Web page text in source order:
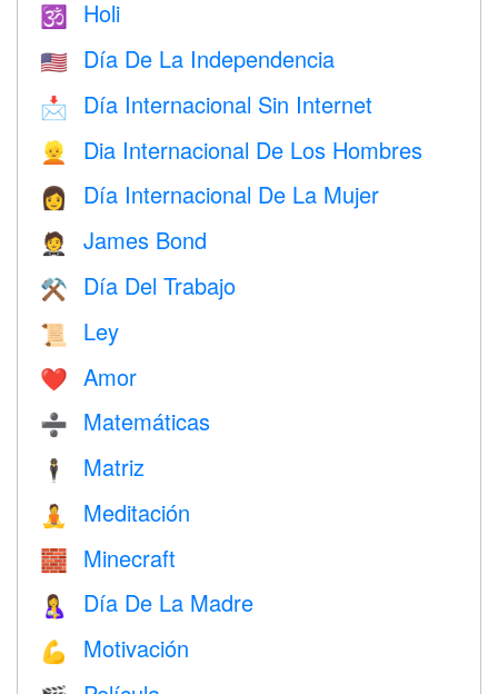
🕉 Holi
🇺🇸 Día De La Independencia
📩 Día Internacional Sin Internet
👱 Dia Internacional De Los Hombres
👩 Día Internacional De La Mujer
🤵 James Bond
⚒️ Día Del Trabajo
📜 Ley
❤️️ Amor
➗ Matemáticas
🕴️ Matriz
🧘 Meditación
🧱 Minecraft
🤱 Día De La Madre
💪 Motivación